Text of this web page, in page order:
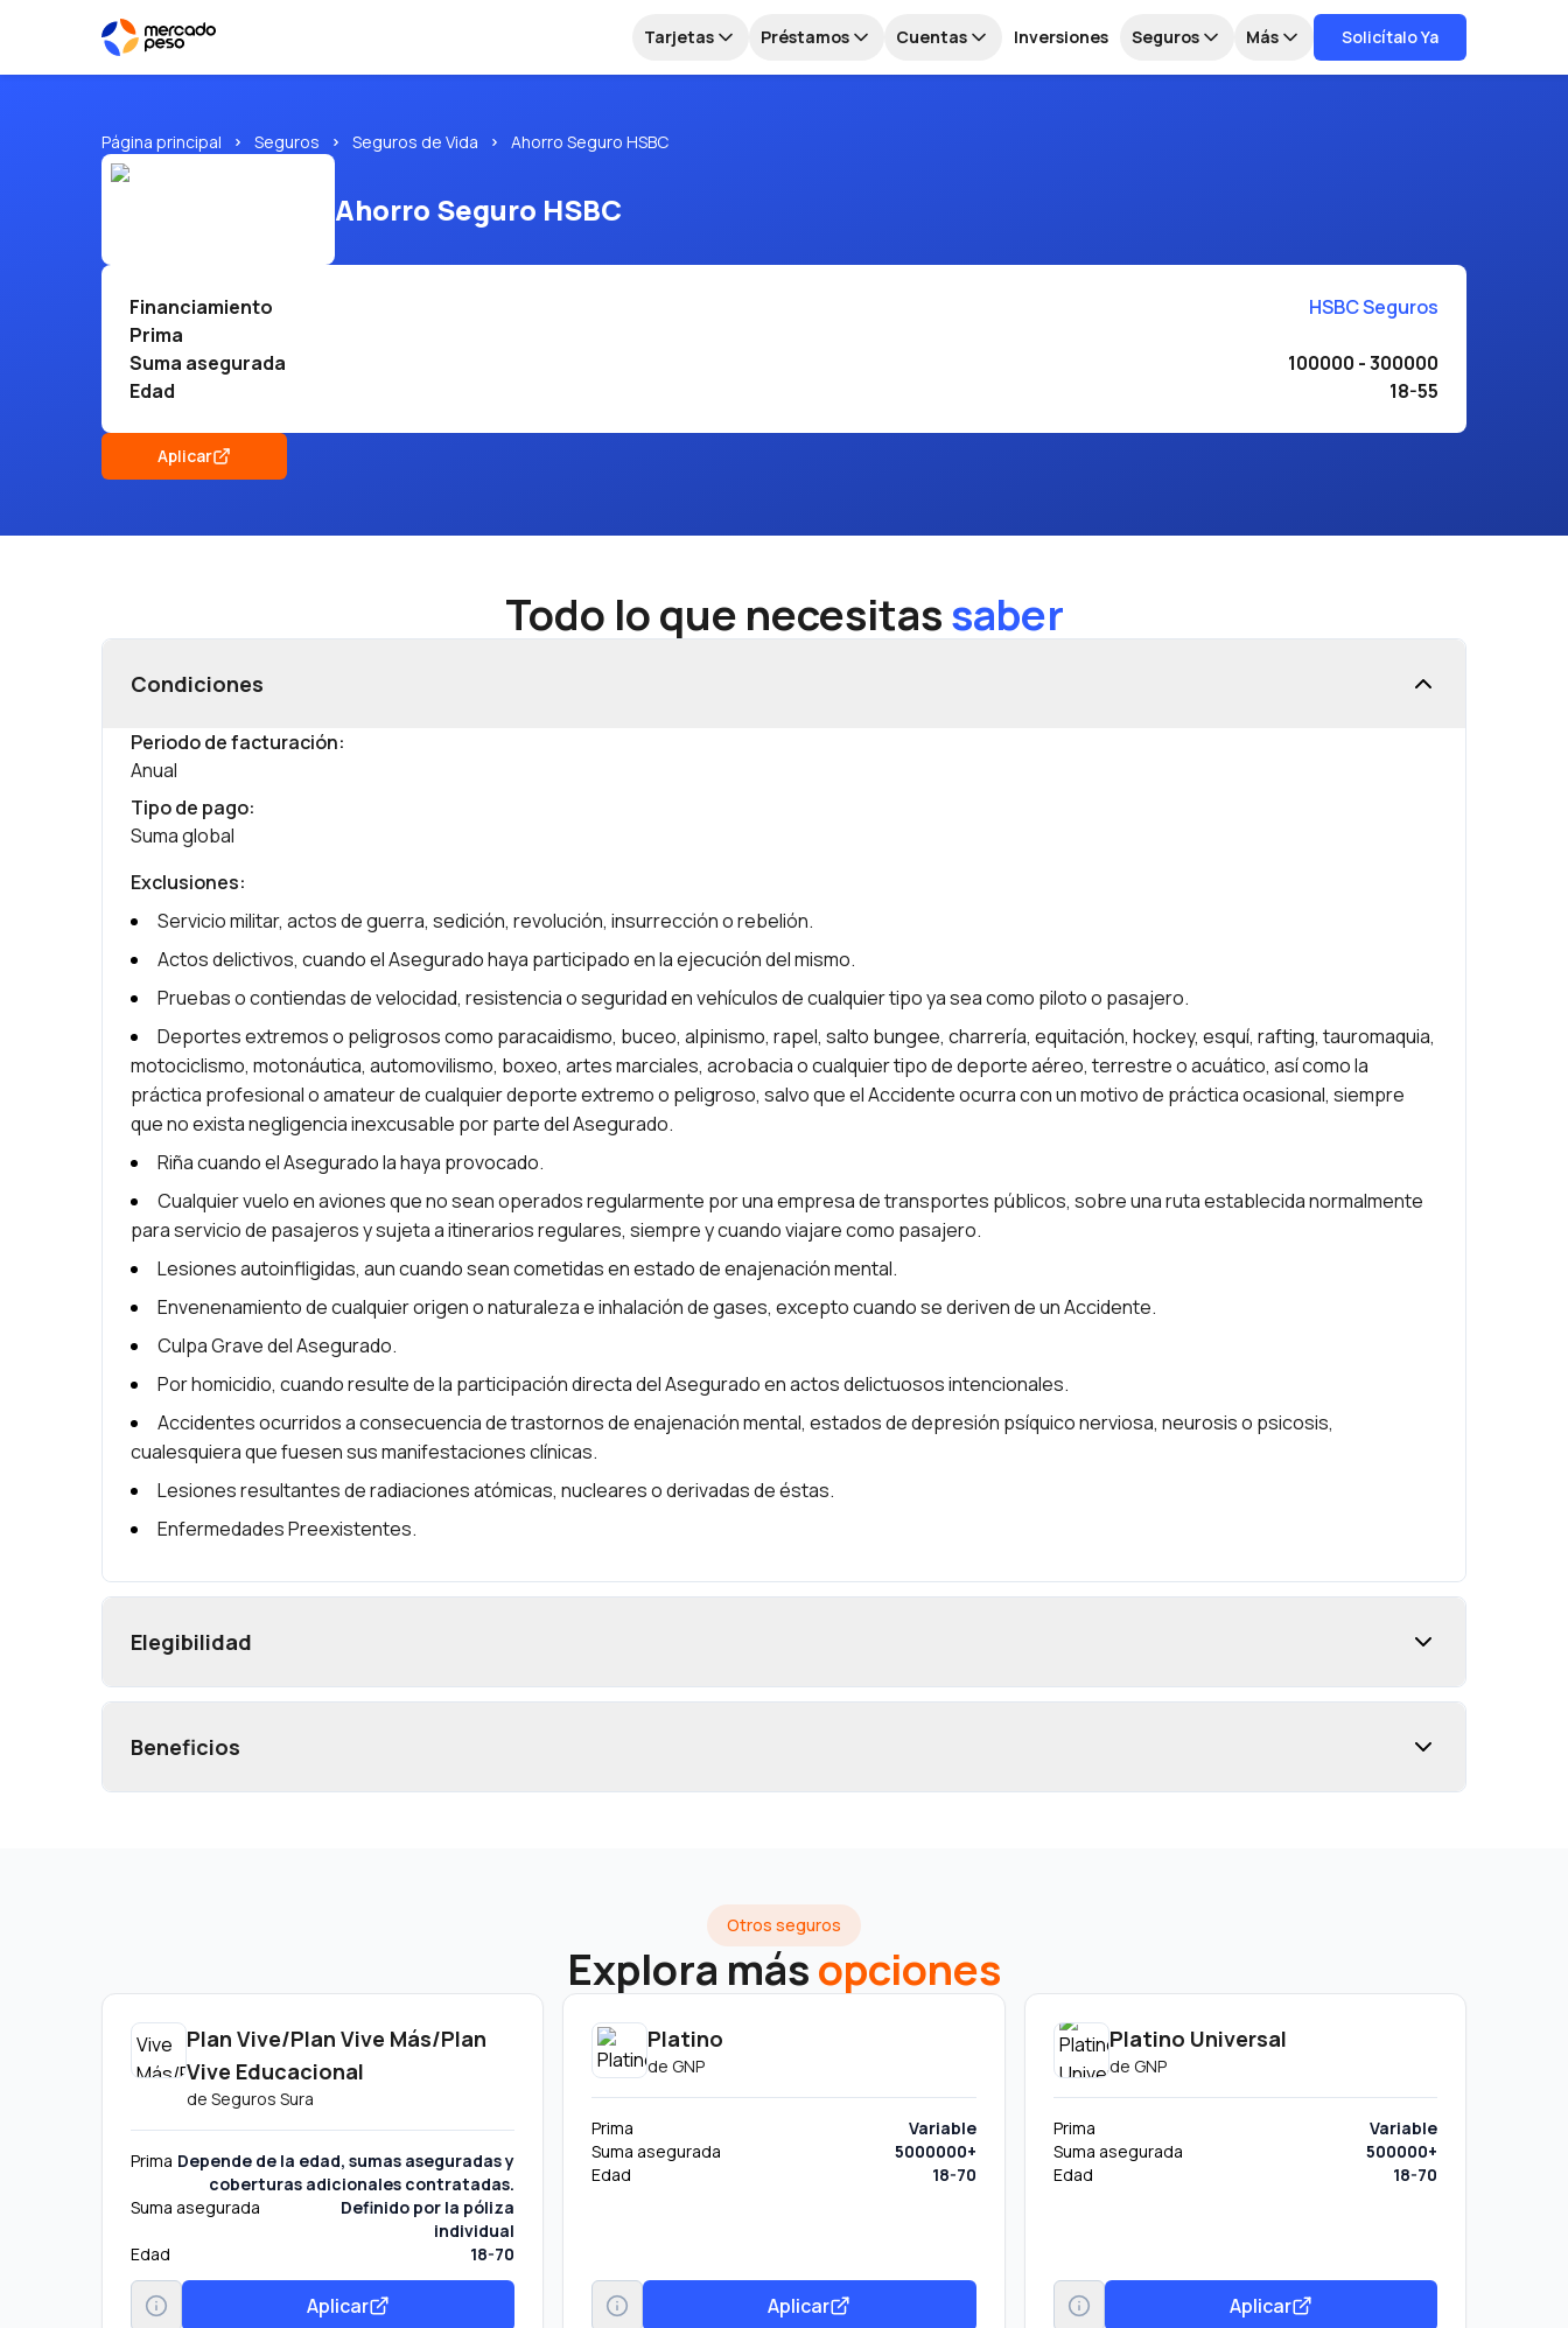
Tarjetas Préstamos Cuentas Inversiones Seguros Más Solicítalo Ya
Página principal Seguros Seguros de Vida Ahorro Seguro HSBC
Ahorro Seguro HSBC
Financiamiento
HSBC Seguros
Prima
Suma asegurada
100000 - 300000
Edad
18-55
Aplicar
Todo lo que necesitassaber
Condiciones
Periodo de facturación:
Anual
Tipo de pago:
Suma global
Exclusiones:
Servicio militar, actos de guerra, sedición, revolución, insurrección o rebelión.
Actos delictivos, cuando el Asegurado haya participado en la ejecución del mismo.
Pruebas o contiendas de velocidad, resistencia o seguridad en vehículos de cualquier tipo ya sea como piloto o pasajero.
Deportes extremos o peligrosos como paracaidismo, buceo, alpinismo, rapel, salto bungee, charrería, equitación, hockey, esquí, rafting, tauromaquia,
motociclismo, motonáutica, automovilismo, boxeo, artes marciales, acrobacia o cualquier tipo de deporte aéreo, terrestre o acuático, así como la
práctica profesional o amateur de cualquier deporte extremo o peligroso, salvo que el Accidente ocurra con un motivo de práctica ocasional, siempre
que no exista negligencia inexcusable por parte del Asegurado.
Riña cuando el Asegurado la haya provocado.
Cualquier vuelo en aviones que no sean operados regularmente por una empresa de transportes públicos, sobre una ruta establecida normalmente
para servicio de pasajeros y sujeta a itinerarios regulares, siempre y cuando viajare como pasajero.
Lesiones autoinfligidas, aun cuando sean cometidas en estado de enajenación mental.
Envenenamiento de cualquier origen o naturaleza e inhalación de gases, excepto cuando se deriven de un Accidente.
Culpa Grave del Asegurado.
Por homicidio, cuando resulte de la participación directa del Asegurado en actos delictuosos intencionales.
Accidentes ocurridos a consecuencia de trastornos de enajenación mental, estados de depresión psíquico nerviosa, neurosis o psicosis,
cualesquiera que fuesen sus manifestaciones clínicas.
Lesiones resultantes de radiaciones atómicas, nucleares o derivadas de éstas.
Enfermedades Preexistentes.
Elegibilidad
Beneficios
Otros seguros
Explora másopciones
Plan Vive/Plan Vive Más/Plan
Vive Educacional
de Seguros Sura
Prima Depende de la edad, sumas aseguradas y
coberturas adicionales contratadas.
Suma asegurada
Definido por la póliza
individual
Edad
18-70
Aplicar
Platino
de GNP
Prima
Variable
Suma asegurada
5000000+
Edad
18-70
Aplicar
Platino Universal
de GNP
Prima
Variable
Suma asegurada
500000+
Edad
18-70
Aplicar